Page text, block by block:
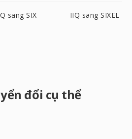
sang SIX IIQ sang SIXEL
đổi cụ thể